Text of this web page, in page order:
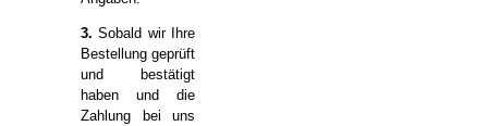
3. Sobald wir Ihre
Bestellung geprüft
und bestätigt
haben und die
Zahlung bei uns